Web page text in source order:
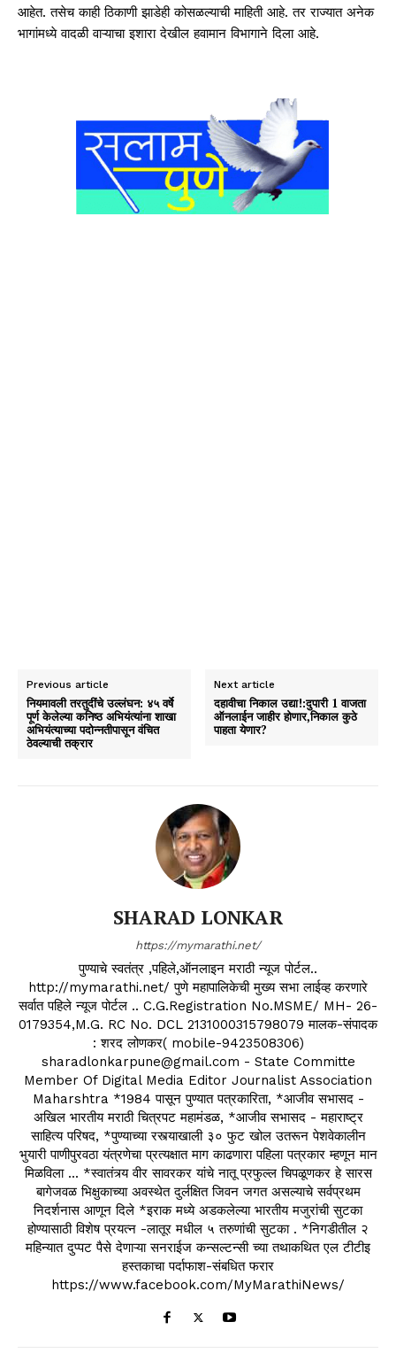
आहेत. तसेच काही ठिकाणी झाडेही कोसळल्याची माहिती आहे. तर राज्यात अनेक
भागांमध्ये वादळी वाऱ्याचा इशारा देखील हवामान विभागाने दिला आहे.
Previous article
नियमावली तरतुदींचे उल्लंघन: ४५ वर्षे
पूर्ण केलेल्या कनिष्ठ अभियंत्यांना शाखा
अभियंत्याच्या पदोन्नतीपासून वंचित
ठेवल्याची तक्रार
Next article
दहावीचा निकाल उद्या!:दुपारी 1 वाजता
ऑनलाईन जाहीर होणार,निकाल कुठे
पाहता येणार?
SHARAD LONKAR
https://mymarathi.net/
पुण्याचे स्वतंत्र ,पहिले,ऑनलाइन मराठी न्यूज पोर्टल..
http://mymarathi.net/ पुणे महापालिकेची मुख्य सभा लाईव्ह करणारे
सर्वात पहिले न्यूज पोर्टल .. C.G.Registration No.MSME/ MH- 26-
0179354,M.G. RC No. DCL 2131000315798079 मालक-संपादक
: शरद लोणकर( mobile-9423508306)
sharadlonkarpune@gmail.com - State Committe
Member Of Digital Media Editor Journalist Association
Maharshtra *1984 पासून पुण्यात पत्रकारिता, *आजीव सभासद -
अखिल भारतीय मराठी चित्रपट महामंडळ, *आजीव सभासद - महाराष्ट्र
साहित्य परिषद, *पुण्याच्या रस्त्याखाली ३० फुट खोल उतरून पेशवेकालीन
भुयारी पाणीपुरवठा यंत्रणेचा प्रत्यक्षात माग काढणारा पहिला पत्रकार म्हणून मान
मिळविला ... *स्वातंत्र्य वीर सावरकर यांचे नातू प्रफुल्ल चिपळूणकर हे सारस
बागेजवळ भिक्षुकाच्या अवस्थेत दुर्लक्षित जिवन जगत असल्याचे सर्वप्रथम
निदर्शनास आणून दिले *इराक मध्ये अडकलेल्या भारतीय मजुरांची सुटका
होण्यासाठी विशेष प्रयत्न -लातूर मधील ५ तरुणांची सुटका . *निगडीतील २
महिन्यात दुप्पट पैसे देणाऱ्या सनराईज कन्सल्टन्सी च्या तथाकथित एल टीटीइ
हस्तकाचा पर्दाफाश-संबधित फरार
https://www.facebook.com/MyMarathiNews/